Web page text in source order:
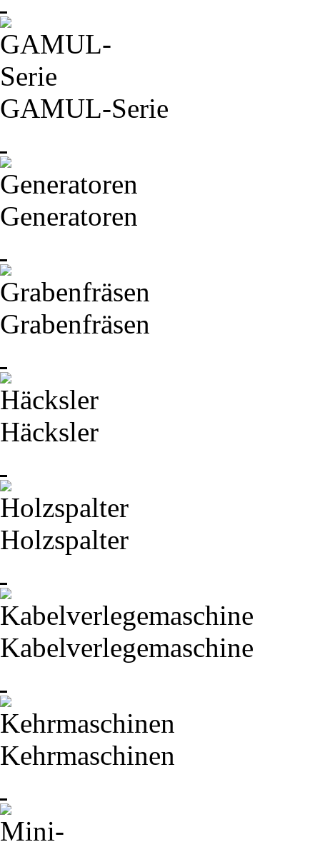
GAMUL-Serie
Generatoren
Grabenfräsen
Häcksler
Holzspalter
Kabelverlegemaschine
Kehrmaschinen